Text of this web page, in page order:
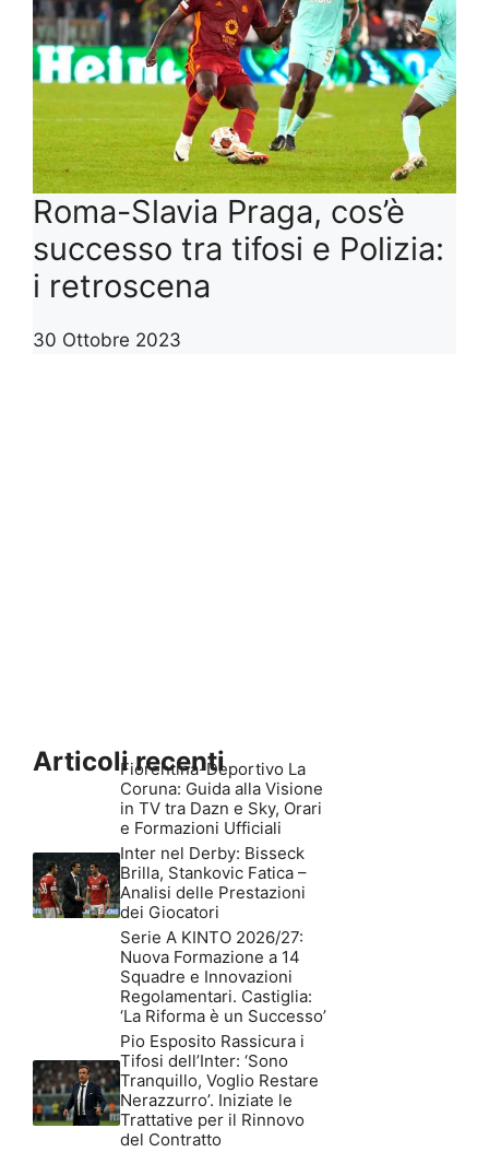
Roma-Slavia Praga, cos’è
successo tra tifosi e Polizia:
i retroscena
30 Ottobre 2023
Articoli recenti
Fiorentina-Deportivo La
Coruna: Guida alla Visione
in TV tra Dazn e Sky, Orari
e Formazioni Ufficiali
Inter nel Derby: Bisseck
Brilla, Stankovic Fatica –
Analisi delle Prestazioni
dei Giocatori
Serie A KINTO 2026/27:
Nuova Formazione a 14
Squadre e Innovazioni
Regolamentari. Castiglia:
‘La Riforma è un Successo’
Pio Esposito Rassicura i
Tifosi dell’Inter: ‘Sono
Tranquillo, Voglio Restare
Nerazzurro’. Iniziate le
Trattative per il Rinnovo
del Contratto